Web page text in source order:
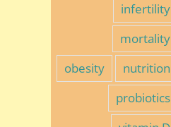
infertility
mortality
nutrition
obesity
probiotics